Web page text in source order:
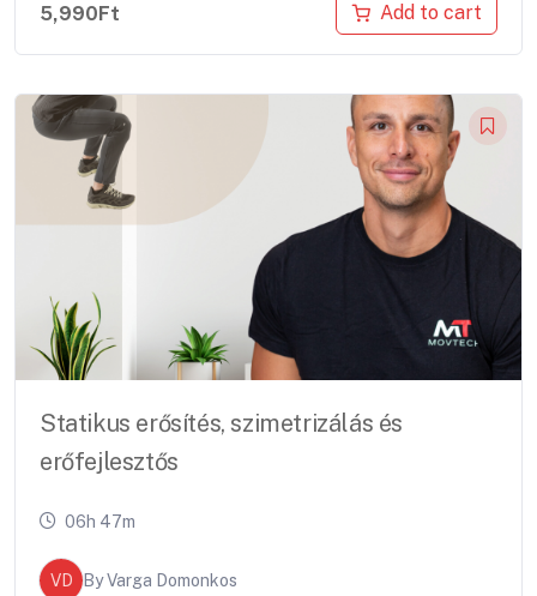
5,990Ft Add to cart
Statikus erősítés, szimetrizálás és
erőfejlesztős
06h 47m
VD ByVarga Domonkos